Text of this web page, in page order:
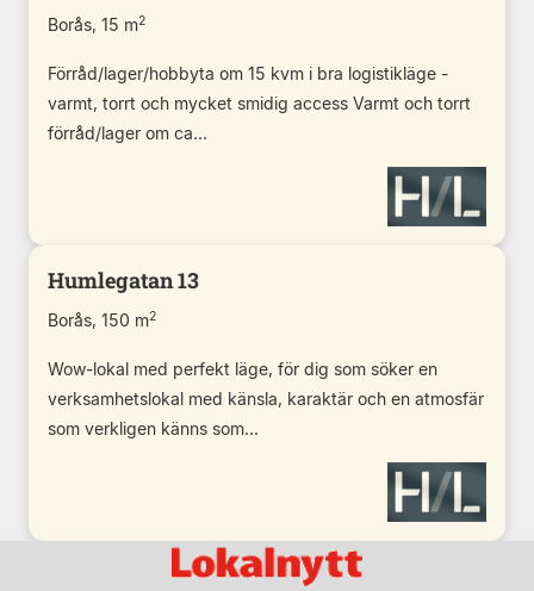
Borås, 15 m2
Förråd/lager/hobbyta om 15 kvm i bra logistikläge -
varmt, torrt och mycket smidig access Varmt och torrt
förråd/lager om ca...
Humlegatan 13
Borås, 150 m2
Wow-lokal med perfekt läge, för dig som söker en
verksamhetslokal med känsla, karaktär och en atmosfär
som verkligen känns som...